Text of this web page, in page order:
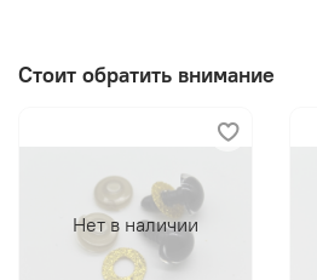
Стоит обратить внимание
Нет в наличии